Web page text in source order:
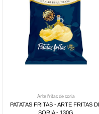
Arte fritas de soria
PATATAS FRITAS - ARTE FRITAS
SORIA - 130G